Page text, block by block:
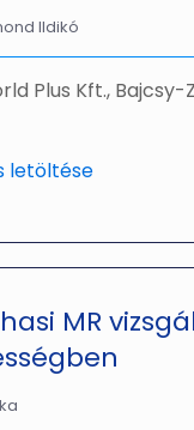
Ildikó
Plus Kft., Bajcsy-
letöltése
MR